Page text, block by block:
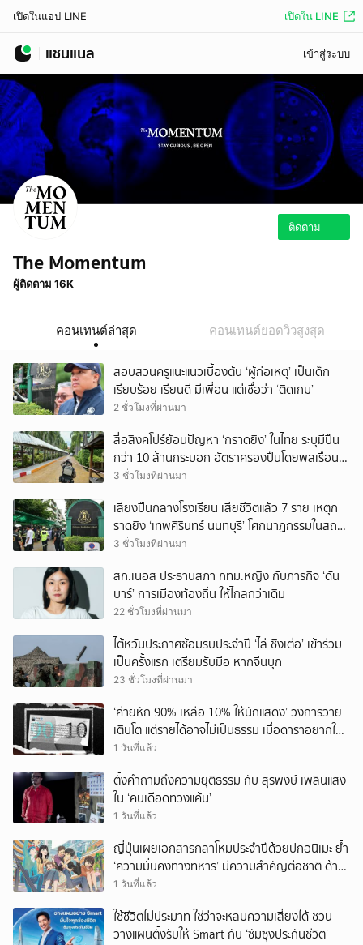
เปิดในแอป LINE เปิดใน LINE
แชนแนล เข้าสู่ระบบ
ติดตาม
The Momentum
ผู้ติดตาม 16K
คอนเทนต์ล่าสุด คอนเทนต์ยอดวิวสูงสุด
สอบสวนครูแนะแนวเบื้องต้น ‘ผู้ก่อเหตุ’ เป็นเด็ก
เรียบร้อย เรียนดี มีเพื่อน แต่เชื่อว่า ‘ติดเกม’
2 ชั่วโมงที่ผ่านมา
สื่อสิงคโปร์ย้อนปัญหา ‘กราดยิง’ ในไทย ระบุมีปืน
กว่า 10 ล้านกระบอก อัตราครองปืนโดยพลเรือน
สูงที่สุดในภูมิภาค
3 ชั่วโมงที่ผ่านมา
เสียงปืนกลางโรงเรียน เสียชีวิตแล้ว 7 ราย เหตุก
ราดยิง ‘เทพศิรินทร์ นนทบุรี’ โศกนาฏกรรมในสถาน
ศึกษา ครั้งที่ 2 ในรอบปี
3 ชั่วโมงที่ผ่านมา
สก.เนอส ประธานสภา กทม.หญิง กับภารกิจ ‘ดัน
บาร์’ การเมืองท้องถิ่น ให้ไกลกว่าเดิม
22 ชั่วโมงที่ผ่านมา
ไต้หวันประกาศซ้อมรบประจำปี ‘ไล่ ชิงเต๋อ’ เข้าร่วม
เป็นครั้งแรก เตรียมรับมือ หากจีนบุก
23 ชั่วโมงที่ผ่านมา
‘ค่ายหัก 90% เหลือ 10% ให้นักแสดง’ วงการวาย
เติบโต แต่รายได้อาจไม่เป็นธรรม เมื่อดาราอยากให้มี
‘สัญญามาตรฐาน’
1 วันที่แล้ว
ตั้งคำถามถึงความยุติธรรม กับ สุรพงษ์ เพลินแสง
ใน ‘คนเดือดทวงแค้น’
1 วันที่แล้ว
ญี่ปุ่นเผยเอกสารกลาโหมประจำปีด้วยปกอนิเมะ ย้ำ
‘ความมั่นคงทางทหาร’ มีความสำคัญต่อชาติ ด้าน
จีนเตือน ขออย่าซ้ำรอยประวัติศาสตร์
1 วันที่แล้ว
ใช้ชีวิตไม่ประมาท ใช่ว่าจะหลบความเสี่ยงได้ ชวน
วางแผนตั้งรับให้ Smart กับ ‘ซัมซุงประกันชีวิต’